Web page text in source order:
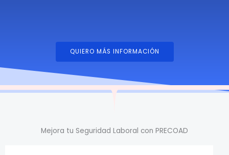
QUIERO MÁS INFORMACIÓN
Mejora tu Seguridad Laboral con PRECOAD